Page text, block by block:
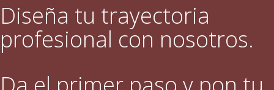
Diseña tu trayectoria
profesional con nosotros.